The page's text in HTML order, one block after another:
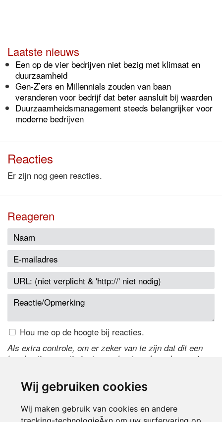
Wij gebruiken cookies
Wij maken gebruik van cookies en andere
Laatste nieuws
Een op de vier bedrijven niet bezig met klimaat en
duurzaamheid
Gen-Z’ers en Millennials zouden van baan
veranderen voor bedrijf dat beter aansluit bij waarden
Duurzaamheidsmanagement steeds belangrijker voor
moderne bedrijven
Reacties
Er zijn nog geen reacties.
Reageren
Hou me op de hoogte bij reacties.
Als extra controle, om er zeker van te zijn dat dit een
handmatige reactie is, typ onderstaande code over in
de code te wijzigen.